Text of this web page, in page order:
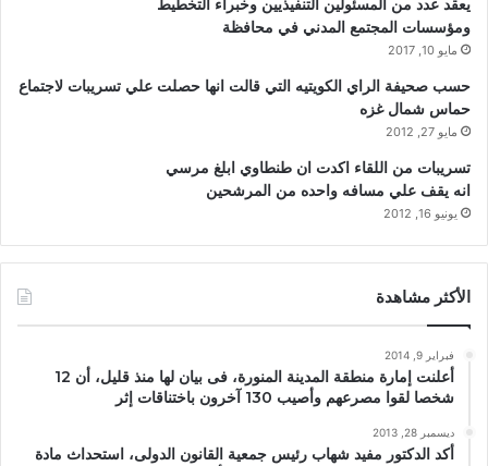
يعقد عدد من المسئولين التنفيذيين وخبراء التخطيط
ومؤسسات المجتمع المدني في محافظة
مايو 10, 2017
حسب صحيفة الراي الكويتيه التي قالت انها حصلت علي تسريبات لاجتماع
حماس شمال غزه
مايو 27, 2012
تسريبات من اللقاء اكدت ان طنطاوي ابلغ مرسي
انه يقف علي مسافه واحده من المرشحين
يونيو 16, 2012
الأكثر مشاهدة
فبراير 9, 2014
أعلنت إمارة منطقة المدينة المنورة، فى بيان لها منذ قليل، أن 12
شخصا لقوا مصرعهم وأصيب 130 آخرون باختناقات إثر
ديسمبر 28, 2013
أكد الدكتور مفيد شهاب رئيس جمعية القانون الدولى، استحداث مادة